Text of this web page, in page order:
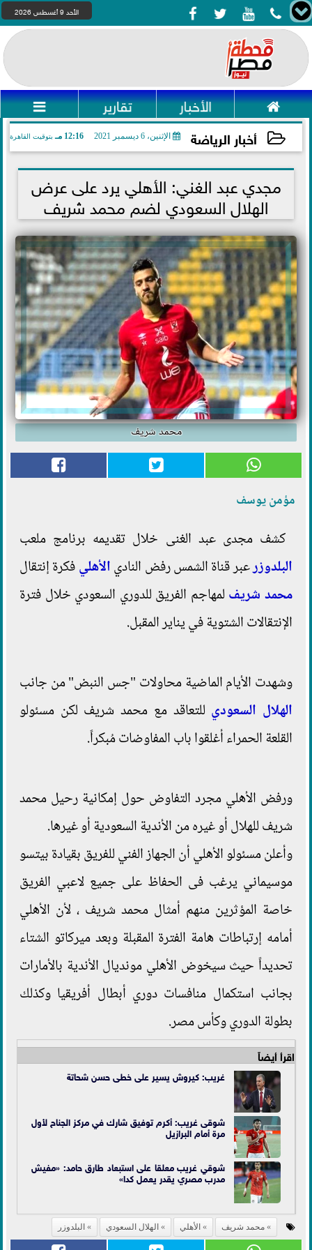
    الأحد 9 أغسطس 2026
 الأخبار تقارير 
أخبار الرياضة الإثنين، 6 ديسمبر 2021 12:16 مـ بتوقيت القاهرة
2021-12-06 12:16:57مجدي عبد الغني: الأهلي يرد على عرض
الهلال السعودي لضم محمد شريف
محمد شريف
مؤمن يوسف
كشف مجدى عبد الغنى خلال تقديمه برنامج ملعب
البلدوزرعبر قناة الشمس رفض الناديالأهليفكرة إنتقال
محمد شريف لمهاجم الفريق للدوري السعودي خلال فترة
الإنتقالات الشتوية في يناير المقبل.
وشهدت الأيام الماضية محاولات "جس النبض" من جانب
الهلال السعودي للتعاقد مع محمد شريف لكن مسئولو
القلعة الحمراء أغلقوا باب المفاوضات مُبكراً.
ورفض الأهلي مجرد التفاوض حول إمكانية رحيل محمد
شريف للهلال أو غيره من الأندية السعودية أو غيرها.
وأعلن مسئولو الأهلي أن الجهاز الفني للفريق بقيادة بيتسو
موسيماني يرغب فى الحفاظ على جميع لاعبي الفريق
خاصة المؤثرين منهم أمثال محمد شريف ، لأن الأهلي
أمامه إرتباطات هامة الفترة المقبلة وبعد ميركاتو الشتاء
تحديداً حيث سيخوض الأهلي مونديال الأندية بالأمارات
بجانب استكمال منافسات دوري أبطال أفريقيا وكذلك
بطولة الدوري وكأس مصر.
اقرأ أيضاً
غريب: كيروش يسير على خطى حسن شحاتة
شوقى غريب: أكرم توفيق شارك في مركز الجناح لأول
مرة أمام البرازيل
شوقي غريب معلقا على استبعاد طارق حامد: «مفيش
مدرب مصري يقدر يعمل كدا»
محمد شريف الأهلي الهلال السعودي البلدوزر